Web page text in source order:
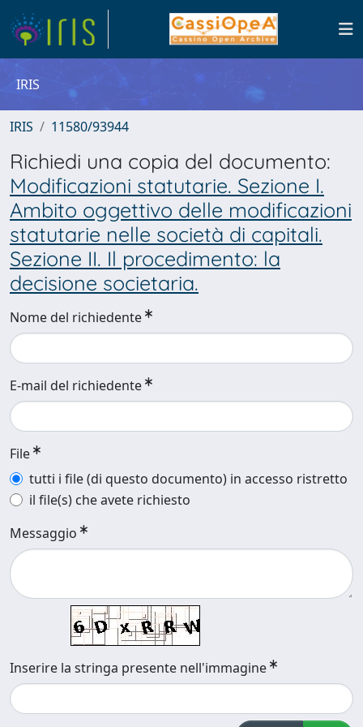
IRIS
IRIS 11580/93944
Richiedi una copia del documento:
Modificazioni statutarie. Sezione I.
Ambito oggettivo delle modificazioni
statutarie nelle società di capitali.
Sezione II. Il procedimento: la
decisione societaria.
Nome del richiedente
E-mail del richiedente
File
tutti i file (di questo documento) in accesso ristretto
il file(s) che avete richiesto
Messaggio
Inserire la stringa presente nell'immagine